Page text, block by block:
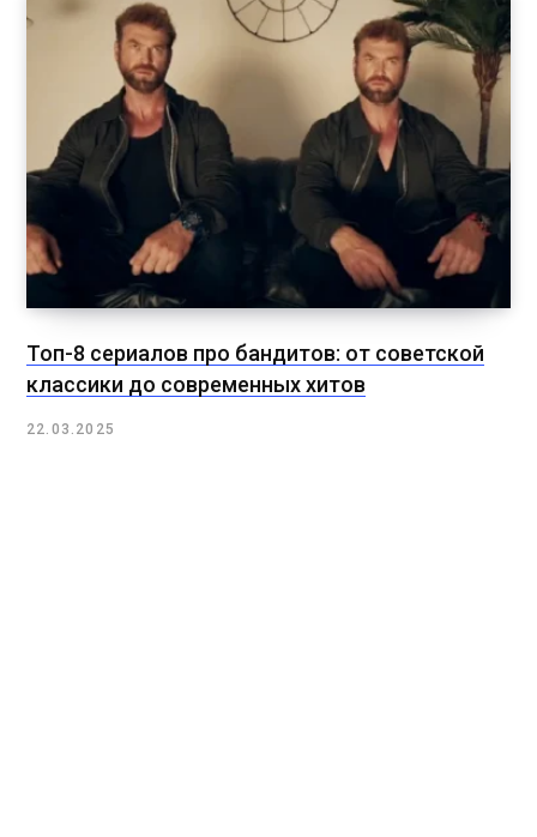
Топ-8 сериалов про бандитов: от советской
классики до современных хитов
22.03.2025